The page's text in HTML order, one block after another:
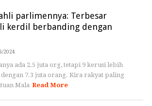
parlimennya: Terbesar
kerdil berbanding dengan
2024
ada 2.5 juta org, tetapi 9 kerusi lebih
7.3 juta orang. Kira rakyat paling
Mala Read More